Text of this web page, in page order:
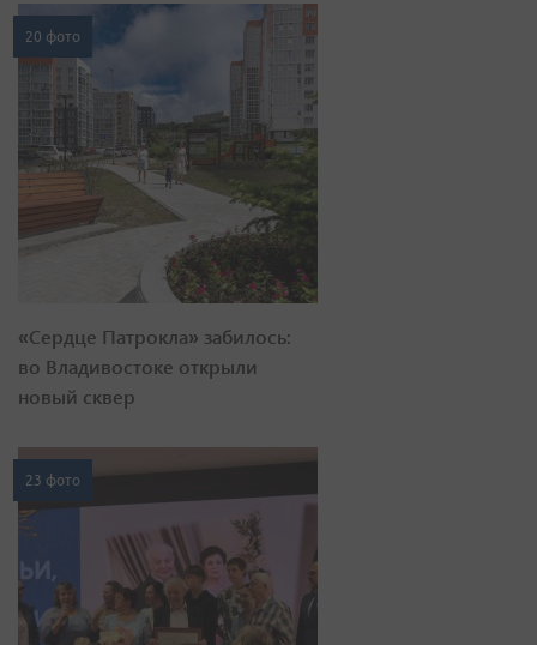
20 фото
«Сердце Патрокла» забилось:
во Владивостоке открыли
новый сквер
23 фото